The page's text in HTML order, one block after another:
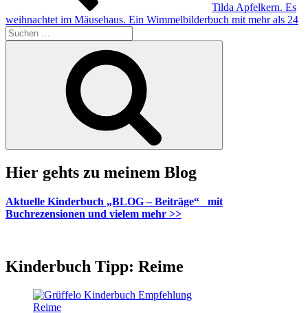
Tilda Apfelkern. Es
weihnachtet im Mäusehaus. Ein Wimmelbilderbuch mit mehr als 24
Suche
nach:
Hier gehts zu meinem Blog
Aktuelle Kinderbuch „BLOG – Beiträge“ mit
Buchrezensionen und vielem mehr >>
Kinderbuch Tipp: Reime